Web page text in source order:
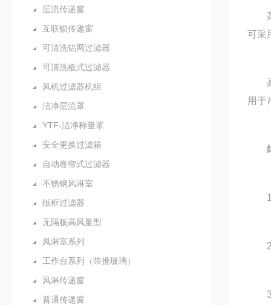
层流传递窗
互联锁传递窗
可清洗铝网过滤器
可清洗板式过滤器
风机过滤器机组
洁净层流罩
YTF-洁净称量罩
安全更换过滤箱
自动卷帘式过滤器
不锈钢风淋室
纸框过滤器
无隔板高风量型
凤淋室系列
工作台系列（带推玻璃）
风淋传递窗
普通传递窗
高
可采
高
用于
1.
2.
3.